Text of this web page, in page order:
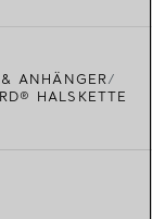
ANHÄNGER
HALSKETTE